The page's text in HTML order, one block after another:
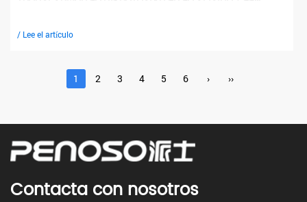
/ Lee el artículo
1 2 3 4 5 6 › ››
Contacta con nosotros